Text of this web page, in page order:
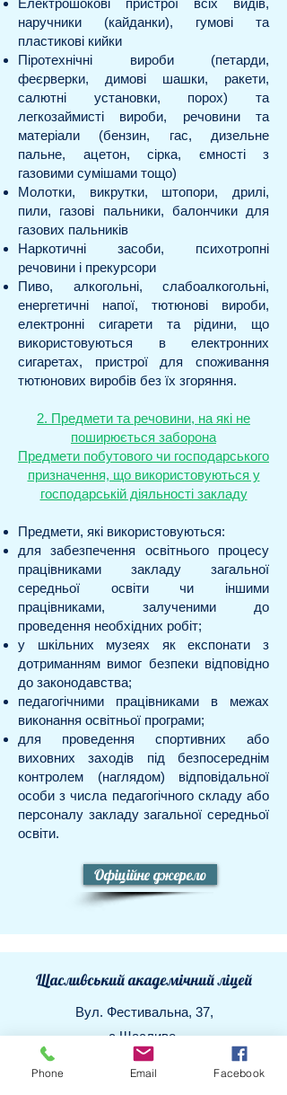
Електрошокові пристрої всіх видів,
наручники (кайданки), гумові та
пластикові кийки
Піротехнічні вироби (петарди,
феєрверки, димові шашки, ракети,
салютні установки, порох) та
легкозаймисті вироби, речовини та
матеріали (бензин, гас, дизельне
пальне, ацетон, сірка, ємності з
газовими сумішами тощо)
Молотки, викрутки, штопори, дрилі,
пили, газові пальники, балончики для
газових пальників
Наркотичні засоби, психотропні
речовини і прекурсори
Пиво, алкогольні, слабоалкогольні,
енергетичні напої, тютюнові вироби,
електронні сигарети та рідини, що
використовуються в електронних
сигаретах, пристрої для споживання
тютюнових виробів без їх згоряння.
2. Предмети та речовини, на які не
поширюється заборона
Предмети побутового чи господарського
призначення, що використовуються у
господарській діяльності закладу
Предмети, які використовуються:
для забезпечення освітнього процесу
працівниками закладу загальної
середньої освіти чи іншими
працівниками, залученими до
проведення необхідних робіт;
у шкільних музеях як експонати з
дотриманням вимог безпеки відповідно
до законодавства;
педагогічними працівниками в межах
виконання освітньої програми;
для проведення спортивних або
виховних заходів під безпосереднім
контролем (наглядом) відповідальної
особи з числа педагогічного складу або
персоналу закладу загальної середньої
освіти.
Офіційне джерело
Щасливський академічний ліцей
Вул. Фестивальна, 37,
с.Щасливе,
Бориспільський район, Київська
Phone Email Facebook